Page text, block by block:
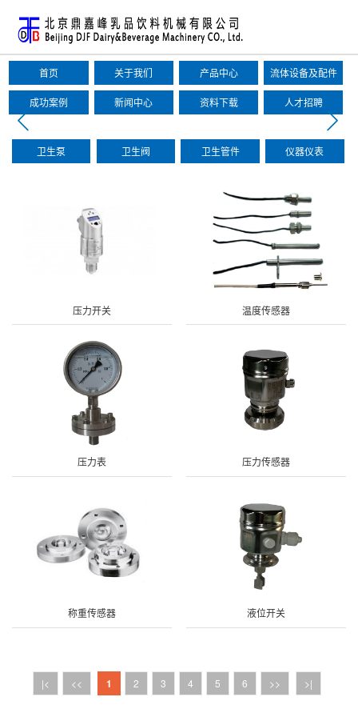
首页 关于我们 产品中心 流体设备及配件
成功案例 新闻中心 资料下载 人才招聘
卫生泵 卫生阀 卫生管件 仪器仪表
压力开关 温度传感器
压力表 压力传感器
称重传感器 液位开关
|< << 1 2 3 4 5 6 >> >|